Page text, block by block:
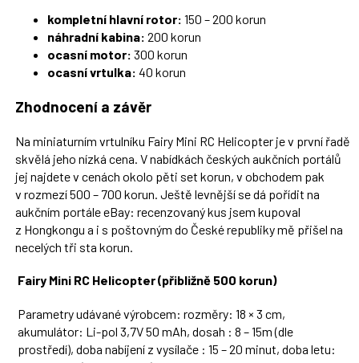
kompletní hlavní rotor: 150 – 200 korun
náhradní kabina: 200 korun
ocasní motor: 300 korun
ocasní vrtulka: 40 korun
Zhodnocení a závěr
Na miniaturním vrtulníku Fairy Mini RC Helicopter je v první řadě
skvělá jeho nízká cena. V nabídkách českých aukčních portálů
jej najdete v cenách okolo pěti set korun, v obchodem pak
v rozmezí 500 – 700 korun. Ještě levnější se dá pořídit na
aukčním portále eBay: recenzovaný kus jsem kupoval
z Hongkongu a i s poštovným do České republiky mě přišel na
necelých tři sta korun.
Fairy Mini RC Helicopter (přibližně 500 korun)
Parametry udávané výrobcem: rozměry: 18 × 3 cm,
akumulátor: Li-pol 3,7V 50 mAh, dosah : 8 – 15m (dle
prostředí), doba nabíjení z vysílače : 15 – 20 minut, doba letu: